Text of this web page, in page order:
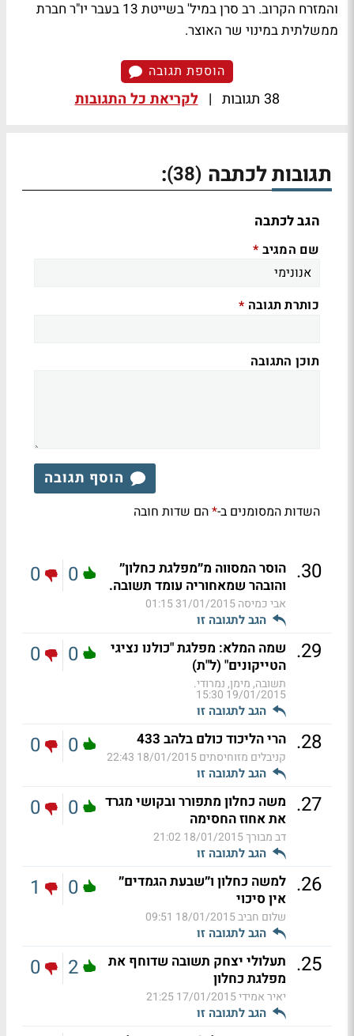
והמזרח הקרוב. רב סרן במיל' בשייטת 13 בעבר יו"ר חברת
ממשלתית במינוי שר האוצר.
הוספת תגובה
38 תגובות | לקריאת כל התגובות
תגובות לכתבה (38)
:
הגב לכתבה
שם המגיב *
כותרת תגובה *
תוכן התגובה
הוסף תגובה
השדות המסומנים ב-*הם שדות חובה
30
. הוסר המסווה מ״מפלגת כחלון״
והובהר שמאחוריה עומד תשובה.
אבי כמיסה31/01/2015 01:15
הגב לתגובה זו
0
0
29
. שמה המלא: מפלגת "כולנו נציגי
הטייקונים" (ל"ת)
תשובה, מימן, נמרודי.
19/01/2015 15:30
הגב לתגובה זו
0
0
28
. הרי הליכוד כולם בלהב 433
קניבלים מזוחיסתים18/01/2015 22:43
הגב לתגובה זו
0
0
27
. משה כחלון מתפורר ובקושי מגרד
את אחוז החסימה
דב מבורך18/01/2015 21:02
הגב לתגובה זו
0
0
26
. למשה כחלון ו״שבעת הגמדים״
אין סיכוי
שלום חביב18/01/2015 09:51
הגב לתגובה זו
0
1
25
. תעלולי יצחק תשובה שדוחף את
מפלגת כחלון
יאיר אמידי17/01/2015 21:25
הגב לתגובה זו
2
0